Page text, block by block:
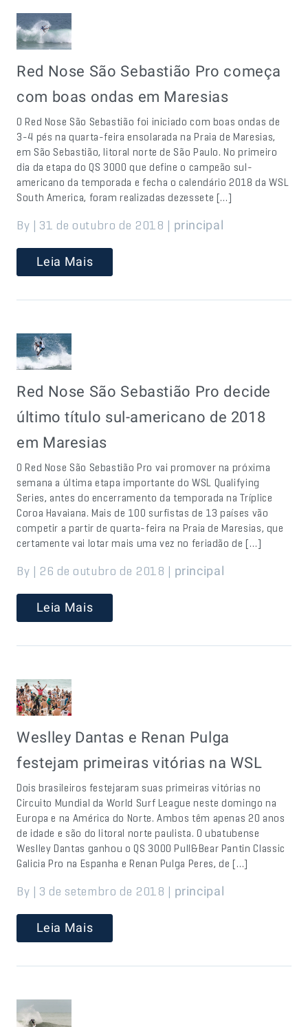
Red Nose São Sebastião Pro começa
com boas ondas em Maresias
O Red Nose São Sebastião foi iniciado com boas ondas de
3-4 pés na quarta-feira ensolarada na Praia de Maresias,
em São Sebastião, litoral norte de São Paulo. No primeiro
dia da etapa do QS 3000 que define o campeão sul-
americano da temporada e fecha o calendário 2018 da WSL
South America, foram realizadas dezessete […]
By | 31 de outubro de 2018 | principal
Leia Mais
Red Nose São Sebastião Pro decide
último título sul-americano de 2018
em Maresias
O Red Nose São Sebastião Pro vai promover na próxima
semana a última etapa importante do WSL Qualifying
Series, antes do encerramento da temporada na Tríplice
Coroa Havaiana. Mais de 100 surfistas de 13 países vão
competir a partir de quarta-feira na Praia de Maresias, que
certamente vai lotar mais uma vez no feriadão de […]
By | 26 de outubro de 2018 | principal
Leia Mais
Weslley Dantas e Renan Pulga
festejam primeiras vitórias na WSL
Dois brasileiros festejaram suas primeiras vitórias no
Circuito Mundial da World Surf League neste domingo na
Europa e na América do Norte. Ambos têm apenas 20 anos
de idade e são do litoral norte paulista. O ubatubense
Weslley Dantas ganhou o QS 3000 Pull&Bear Pantin Classic
Galicia Pro na Espanha e Renan Pulga Peres, de […]
By | 3 de setembro de 2018 | principal
Leia Mais